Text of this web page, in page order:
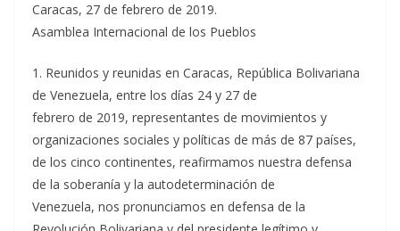
Caracas, 27 de febrero de 2019.
Asamblea Internacional de los Pueblos
1. Reunidos y reunidas en Caracas, República Bolivariana
de Venezuela, entre los días 24 y 27 de
febrero de 2019, representantes de movimientos y
organizaciones sociales y políticas de más de 87 países,
de los cinco continentes, reafirmamos nuestra defensa
de la soberanía y la autodeterminación de
Venezuela, nos pronunciamos en defensa de la